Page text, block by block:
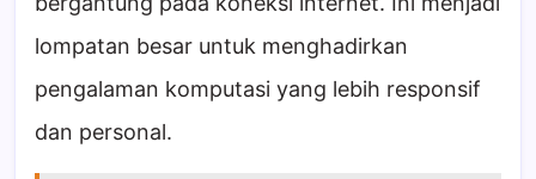
lompatan besar untuk menghadirkan
pengalaman komputasi yang lebih responsif
dan personal.